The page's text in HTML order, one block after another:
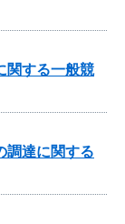
関する一般競
調達に関する